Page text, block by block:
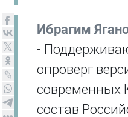
Ибрагим
-
опроверг
современных
состав